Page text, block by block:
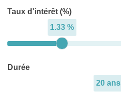
Taux d'intérêt (%)
1.33 %
Durée
20 ans